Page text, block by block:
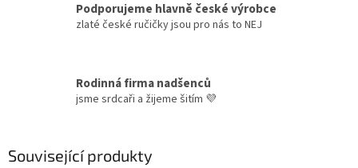
Podporujeme hlavně české výrobce
zlaté české ručičky jsou pro nás to NEJ
Rodinná firma nadšenců
jsme srdcaři a žijeme šitím 💜
Související produkty